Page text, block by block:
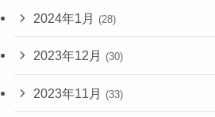
2024年1月 (28)
2023年12月 (30)
2023年11月 (33)